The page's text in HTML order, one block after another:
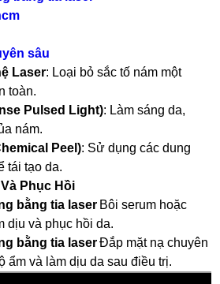
sâu
Laser: Loại bỏ sắc tố nám một
toàn.
Pulsed Light): Làm sáng da,
nám.
Peel): Sử dụng các dung
tái tạo da.
Phục Hồi
bằng tia laser Bôi serum hoặc
dịu và phục hồi da.
bằng tia laserĐắp mặt nạ chuyên
ẩm và làm dịu da sau điều trị.